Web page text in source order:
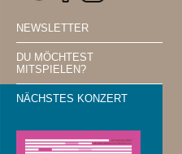
NEWSLETTER
DU MÖCHTEST
MITSPIELEN?
NÄCHSTES KONZERT